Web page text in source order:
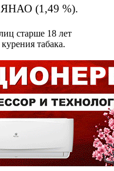
ЯНАО (1,49 %).
старше 18 лет
табака.